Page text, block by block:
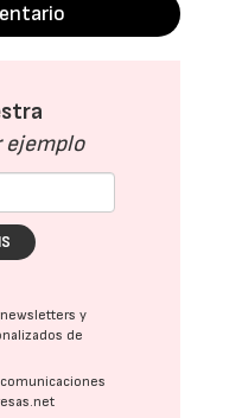
ejemplo
y
de